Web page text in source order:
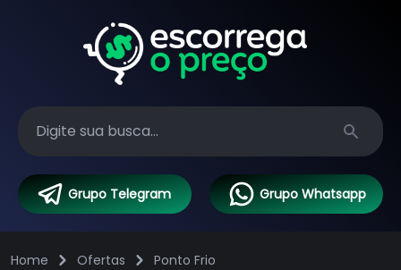
Search
Grupo Telegram Grupo Whatsapp
Home Ofertas Ponto Frio